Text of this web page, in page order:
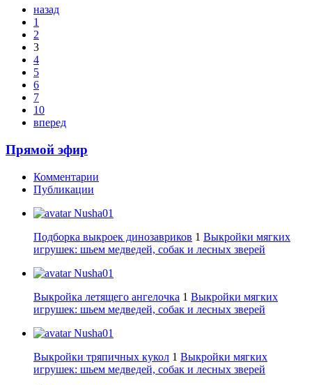
назад
1
2
3
4
5
6
7
10
вперед
Прямой эфир
Комментарии
Публикации
Nusha01
Подборка выкроек динозавриков 1 Выкройки мягких
игрушек: шьем медведей, собак и лесных зверей
Nusha01
Выкройка летящего ангелочка 1 Выкройки мягких
игрушек: шьем медведей, собак и лесных зверей
Nusha01
Выкройки тряпичных кукол 1 Выкройки мягких
игрушек: шьем медведей, собак и лесных зверей